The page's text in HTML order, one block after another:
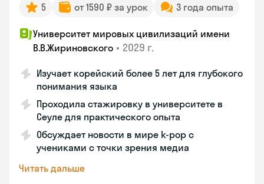
5 от 1590 ₽ за урок 3 года опыта
Университет мировых цивилизаций имени
В.В.Жириновского • 2029 г.
Изучает корейский более 5 лет для глубокого
понимания языка
Проходила стажировку в университете в
Сеуле для практического опыта
Обсуждает новости в мире k-pop с
учениками с точки зрения медиа
Читать дальше